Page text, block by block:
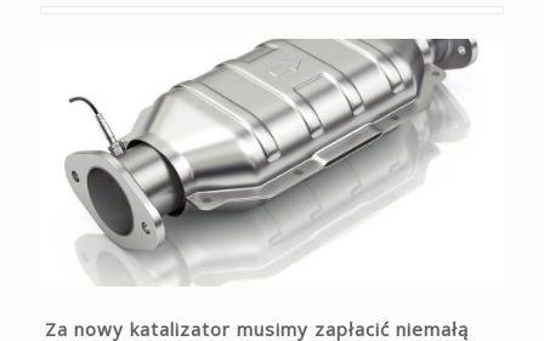
Za nowy katalizator musimy zapłacić niemałą